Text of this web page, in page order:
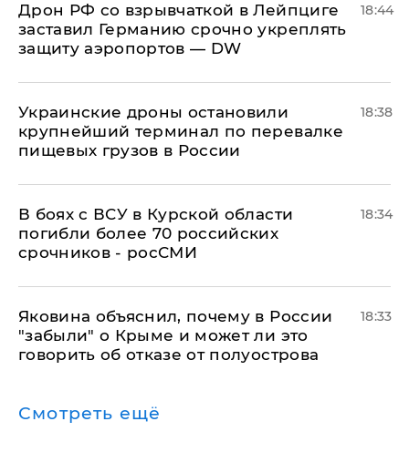
​Дрон РФ со взрывчаткой в Лейпциге
заставил Германию срочно укреплять
защиту аэропортов — DW
18:44
Украинские дроны остановили
крупнейший терминал по перевалке
пищевых грузов в России
18:38
В боях с ВСУ в Курской области
погибли более 70 российских
срочников - росСМИ
18:34
Яковина объяснил, почему в России
"забыли" о Крыме и может ли это
говорить об отказе от полуострова
18:33
Смотреть ещё